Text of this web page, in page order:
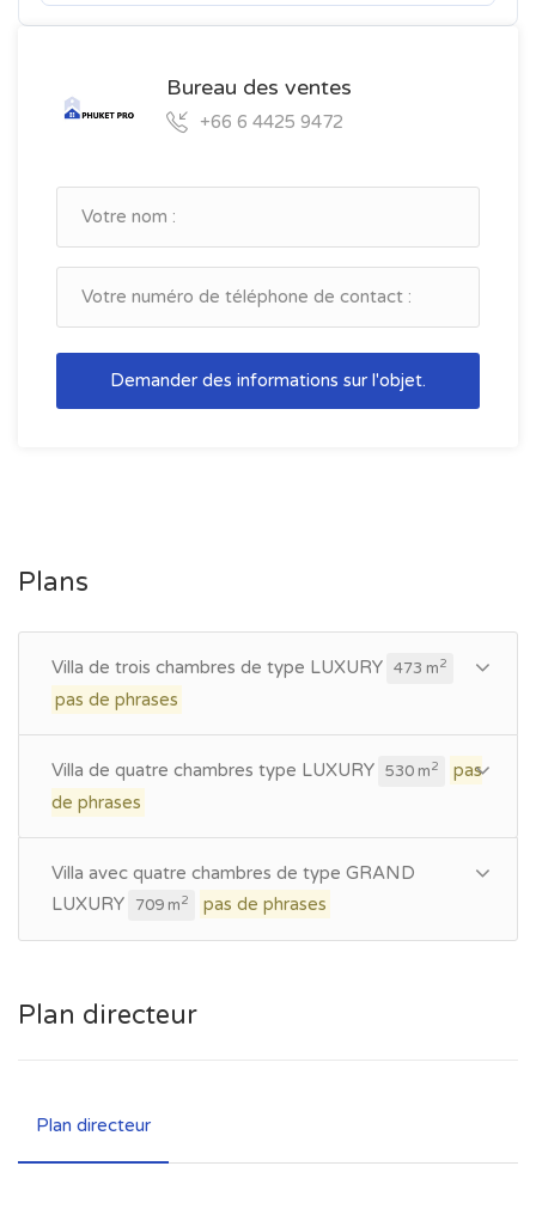
Bureau des ventes
+66 6 4425 9472
Demander des informations sur l'objet.
Plans
Villa de trois chambres de type LUXURY 473 m2
pas de phrases
Villa de quatre chambres type LUXURY 530 m2
pas
de phrases
Villa avec quatre chambres de type GRAND
LUXURY
709 m2 pas de phrases
Plan directeur
Plan directeur